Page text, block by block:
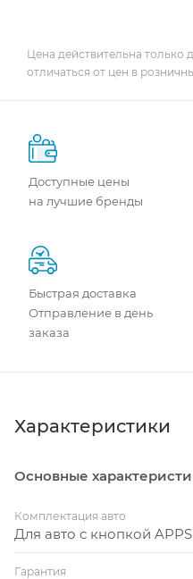
Цена действительна только
отличаться от цен в
Доступные цены
на лучшие бренды
Быстрая доставка
Отправление в день
заказа
Характеристики
Основные
Комплектация авто
Для авто с кнопкой APPS
Гарантия